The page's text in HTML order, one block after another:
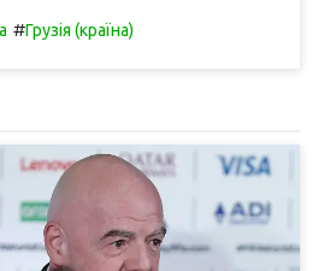
#Грузія (країна)